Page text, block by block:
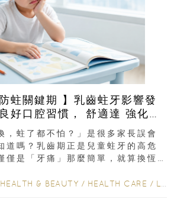
蛀關鍵期 】乳齒蛀牙影響發
慣， 舒適達 強化琺
指南
，蛀了都不怕？」是很多家長誤會
道嗎？乳齒期正是兒童蛀牙的高危
僅是「牙痛」那麼簡單，就算換恆
HEALTH & BEAUTY / HEALTH CARE / LIFESTYLE